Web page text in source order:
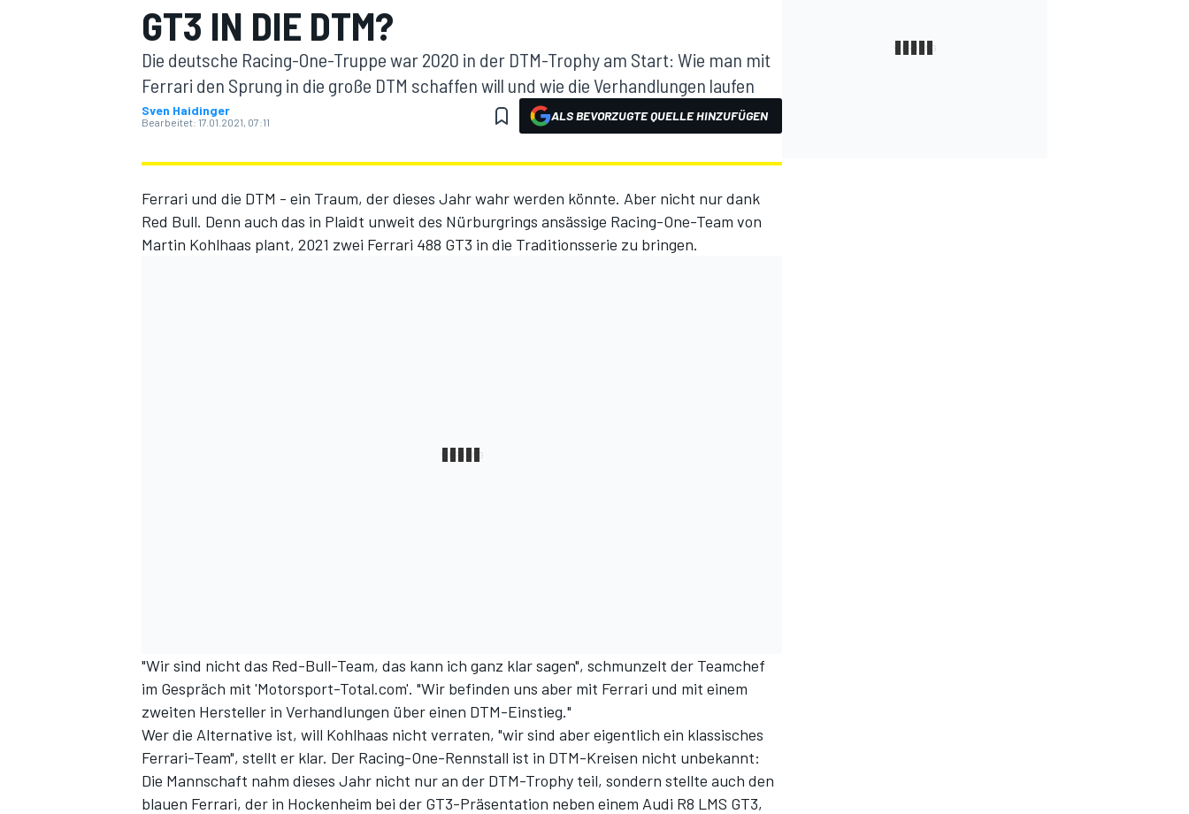
GT3 IN DIE DTM?
Die deutsche Racing-One-Truppe war 2020 in der DTM-Trophy am Start: Wie man mit
Ferrari den Sprung in die große DTM schaffen will und wie die Verhandlungen laufen
Sven Haidinger
Bearbeitet: 17.01.2021, 07:11 ALS BEVORZUGTE QUELLE HINZUFÜGEN
Ferrari und die DTM - ein Traum, der dieses Jahr wahr werden könnte. Aber nicht nurdank
Red Bull. Denn auch das in Plaidt unweit des Nürburgrings ansässige Racing-One-Team von
Martin Kohlhaas plant, 2021 zwei Ferrari 488 GT3 in die Traditionsserie zu bringen.
"Wir sind nicht das Red-Bull-Team, das kann ich ganz klar sagen", schmunzelt der Teamchef
im Gespräch mit 'Motorsport-Total.com'. "Wir befinden uns aber mit Ferrari und mit einem
zweiten Hersteller in Verhandlungen über einen DTM-Einstieg."
Wer die Alternative ist, will Kohlhaas nicht verraten, "wir sind aber eigentlich ein klassisches
Ferrari-Team", stellt er klar. Der Racing-One-Rennstall ist in DTM-Kreisen nicht unbekannt:
Die Mannschaft nahm dieses Jahr nicht nur an der DTM-Trophy teil, sondern stellte auch den
blauen Ferrari, der in Hockenheim bei der GT3-Präsentation neben einem Audi R8 LMS GT3,